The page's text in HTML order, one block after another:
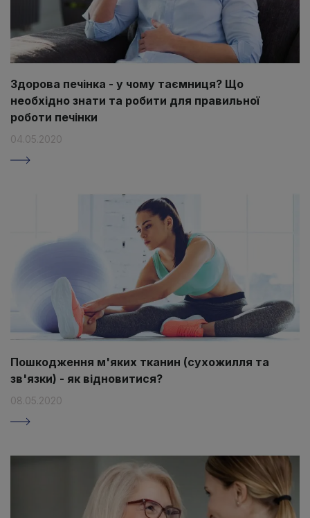
Здорова печінка - у чому таємниця? Що
необхідно знати та робити для правильної
роботи печінки
04.05.2020
Пошкодження м'яких тканин (сухожилля та
зв'язки) - як відновитися?
08.05.2020